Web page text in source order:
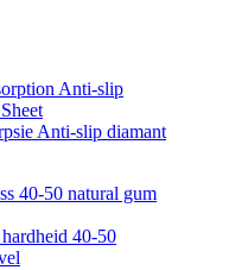
Anti-slip diamant
40-50